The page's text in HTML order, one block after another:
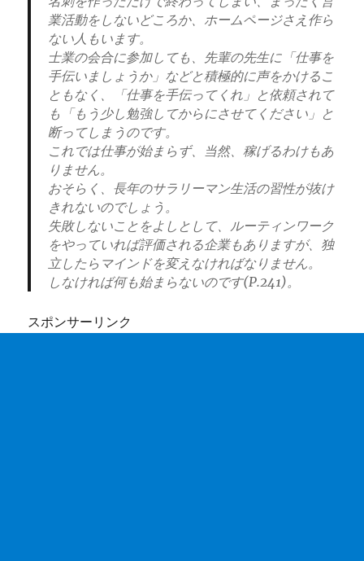
業活動をしないどころか、ホームページさえ作ら
ない人もいます。
士業の会合に参加しても、先輩の先生に「仕事を
手伝いましょうか」などと積極的に声をかけるこ
ともなく、「仕事を手伝ってくれ」と依頼されて
も「もう少し勉強してからにさせてください」と
断ってしまうのです。
これでは仕事が始まらず、当然、稼げるわけもあ
りません。
おそらく、長年のサラリーマン生活の習性が抜け
きれないのでしょう。
失敗しないことをよしとして、ルーティンワーク
をやっていれば評価される企業もありますが、独
立したらマインドを変えなければなりません。
しなければ何も始まらないのです(P.241)。
スポンサーリンク